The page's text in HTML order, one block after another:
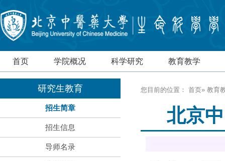
首页 学院概况 科学研究 教育教学
研究生教育
招生简章
招生信息
导师名录
您目前的位置： 首页» 教育
北京